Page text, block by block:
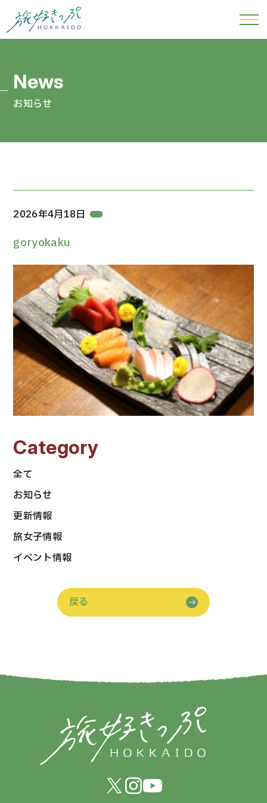
お知らせ
2026年4月18日
goryokaku
Category
全て
お知らせ
更新情報
旅女子情報
イベント情報
戻る